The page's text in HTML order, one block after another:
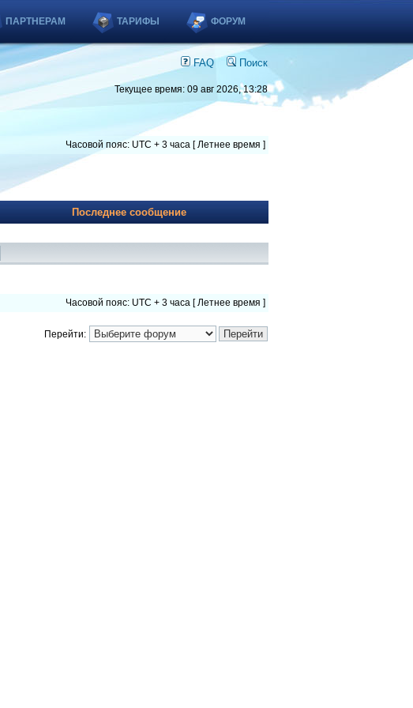
ПАРТНЕРАМ ТАРИФЫ ФОРУМ
FAQ Поиск
Текущее время: 09 авг 2026, 13:28
Часовой пояс: UTC + 3 часа [ Летнее время ]
Последнее сообщение
Часовой пояс: UTC + 3 часа [ Летнее время ]
Перейти: